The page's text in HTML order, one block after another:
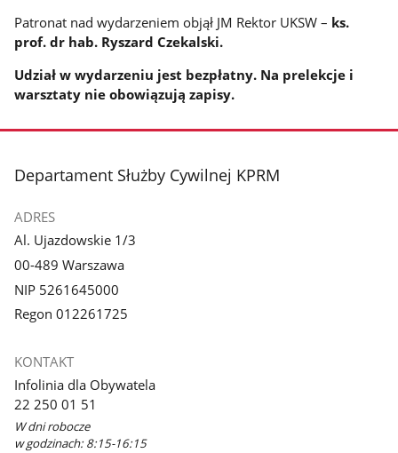
Patronat nad wydarzeniem objął JM Rektor UKSW – ks.
prof. dr hab. Ryszard Czekalski.
Udział w wydarzeniu jest bezpłatny. Na prelekcje i
warsztaty nie obowiązują zapisy.
stopka
Departament Służby Cywilnej KPRM
ADRES
Al. Ujazdowskie 1/3
00-489 Warszawa
NIP 5261645000
Regon 012261725
KONTAKT
Infolinia dla Obywatela
22 250 01 51
W dni robocze
w godzinach: 8:15-16:15